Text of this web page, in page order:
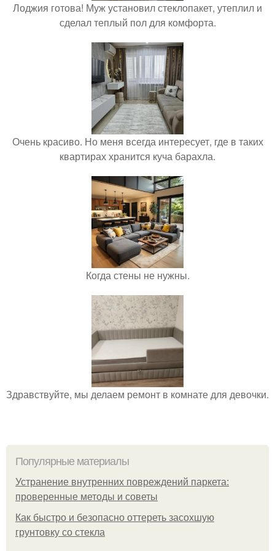
Лоджия готова! Муж установил стеклопакет, утеплил и
сделал теплый пол для комфорта.
Очень красиво. Но меня всегда интересует, где в таких
квартирах хранится куча барахла.
Когда стены не нужны.
Здравствуйте, мы делаем ремонт в комнате для девочки.
Популярные материалы
Устранение внутренних повреждений паркета:
проверенные методы и советы
Как быстро и безопасно оттереть засохшую
грунтовку со стекла